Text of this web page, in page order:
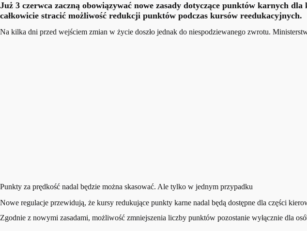
Już 3 czerwca zaczną obowiązywać nowe zasady dotyczące punktów karnych
całkowicie stracić możliwość redukcji punktów podczas kursów reedukacyjnych.
Na kilka dni przed wejściem zmian w życie doszło jednak do niespodziewanego zwrotu.
Punkty za prędkość nadal będzie można skasować. Ale tylko w jednym przypadku
Nowe regulacje przewidują, że kursy redukujące punkty karne nadal będą dostępne dla części
Zgodnie z nowymi zasadami, możliwość zmniejszenia liczby punktów pozostanie wyłącznie dla